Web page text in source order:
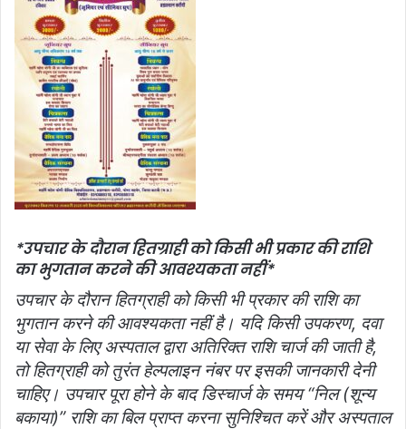
*उपचार के दौरान हितग्राही को किसी भी प्रकार की राशि
का भुगतान करने की आवश्यकता नहीं*
उपचार के दौरान हितग्राही को किसी भी प्रकार की राशि का
भुगतान करने की आवश्यकता नहीं है। यदि किसी उपकरण, दवा
या सेवा के लिए अस्पताल द्वारा अतिरिक्त राशि चार्ज की जाती है,
तो हितग्राही को तुरंत हेल्पलाइन नंबर पर इसकी जानकारी देनी
चाहिए। उपचार पूरा होने के बाद डिस्चार्ज के समय “निल (शून्य
बकाया)” राशि का बिल प्राप्त करना सुनिश्चित करें और अस्पताल